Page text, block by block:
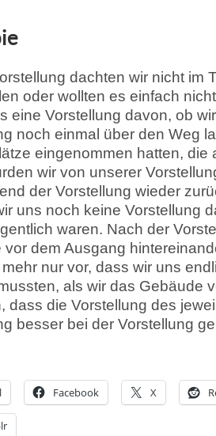
dachten wir nicht im
oder wollten es einfach
eine Vorstellung davon, ob
noch einmal über den Weg
eingenommen hatten, die
wir von unserer
der Vorstellung wieder
uns noch keine Vorstellung
waren. Nach der
vor dem Ausgang
nur vor, dass wir uns
als wir das Gebäude
dass die Vorstellung des
besser bei der Vorstellung
Facebook X